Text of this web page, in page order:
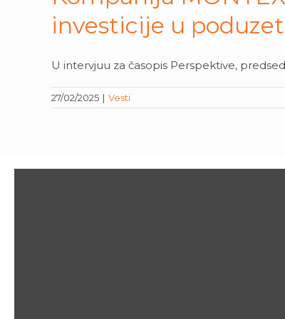
investicije u
U intervjuu za časopis Perspektive,
27/02/2025 | Vesti